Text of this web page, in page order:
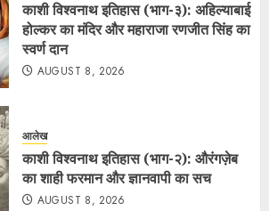
काशी विश्वनाथ इतिहास (भाग-३): अहिल्याबाई
होल्कर का मंदिर और महाराजा रणजीत सिंह का
स्वर्ण दान
AUGUST 8, 2026
आलेख
काशी विश्वनाथ इतिहास (भाग-२): औरंगज़ेब
का शाही फरमान और ज्ञानवापी का सच
AUGUST 8, 2026